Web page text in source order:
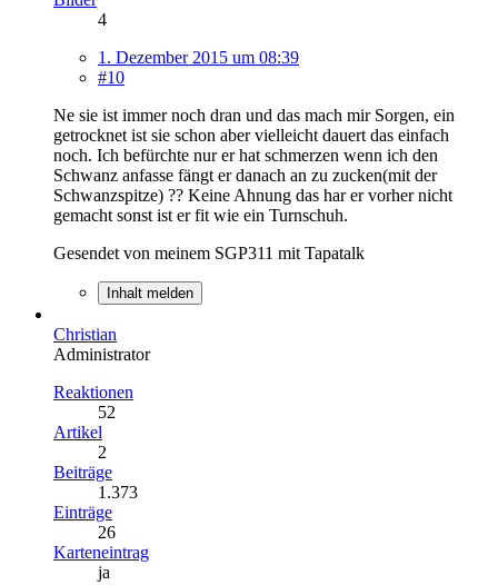
4
1. Dezember 2015 um 08:39
#10
Ne sie ist immer noch dran und das mach mir Sorgen, ein
getrocknet ist sie schon aber vielleicht dauert das einfach
noch. Ich befürchte nur er hat schmerzen wenn ich den
Schwanz anfasse fängt er danach an zu zucken(mit der
Schwanzspitze) ?? Keine Ahnung das har er vorher nicht
gemacht sonst ist er fit wie ein Turnschuh.
Gesendet von meinem SGP311 mit Tapatalk
Inhalt melden
Christian
Administrator
Reaktionen
52
Artikel
2
Beiträge
1.373
Einträge
26
Karteneintrag
ja